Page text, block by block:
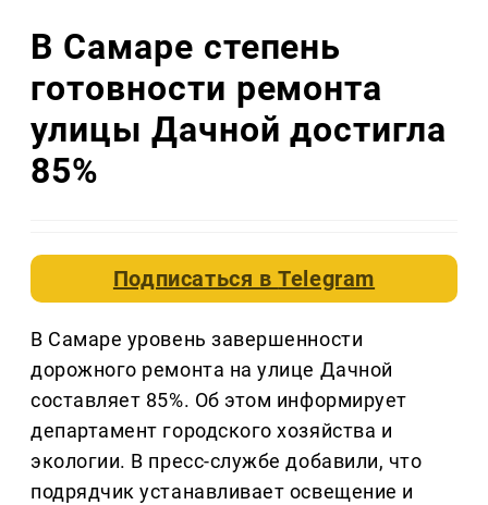
В Самаре степень
готовности ремонта
улицы Дачной достигла
85%
Подписаться вTelegram
В Самаре уровень завершенности
дорожного ремонта на улице Дачной
составляет 85%. Об этом информирует
департамент городского хозяйства и
экологии. В пресс-службе добавили, что
подрядчик устанавливает освещение и